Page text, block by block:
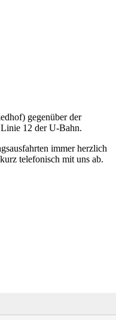
gegenüber der
12 der U-Bahn.
immer herzlich
telefonisch mit uns ab.